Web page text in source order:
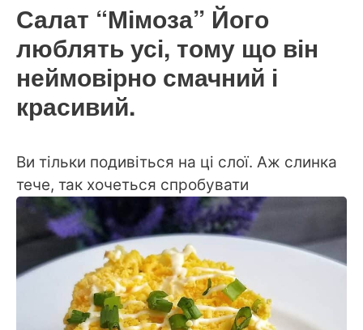
Салат “Мімоза” Його
люблять усі, тому що він
неймовірно смачний і
красивий.
Ви тільки подивіться на ці слої. Аж слинка
тече, так хочеться спробувати